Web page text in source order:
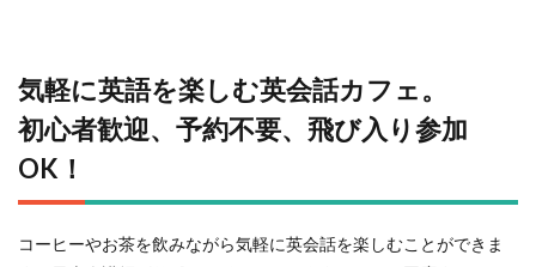
気軽に英語を楽しむ英会話カフェ。
初心者歓迎、予約不要、飛び入り参加
OK！
コーヒーやお茶を飲みながら気軽に英会話を楽しむことができま